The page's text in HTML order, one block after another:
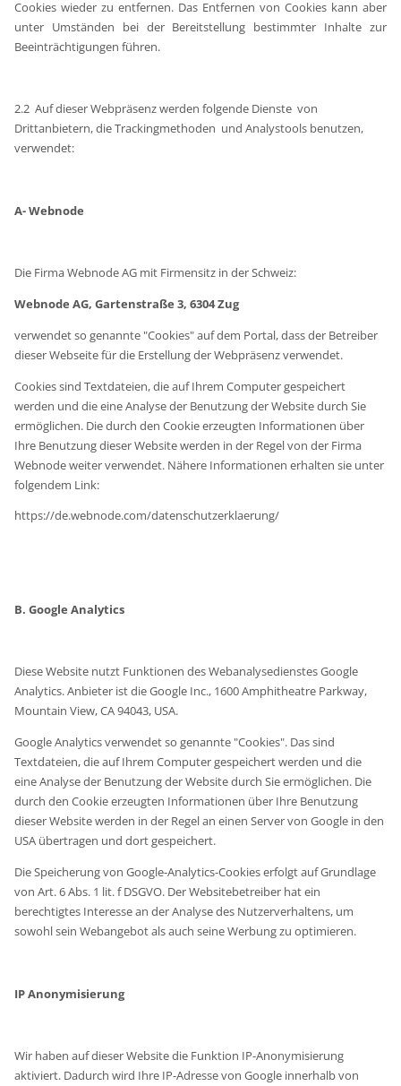
Cookies wieder zu entfernen. Das Entfernen von Cookies kann aber
unter Umständen bei der Bereitstellung bestimmter Inhalte zur
Beeinträchtigungen führen.
2.2 Auf dieser Webpräsenz werden folgende Dienste von
Drittanbietern, die Trackingmethoden und Analystools benutzen,
verwendet:
A- Webnode
Die Firma Webnode AG mit Firmensitz in der Schweiz:
Webnode AG, Gartenstraße 3, 6304 Zug
verwendet so genannte "Cookies" auf dem Portal, dass der Betreiber
dieser Webseite für die Erstellung der Webpräsenz verwendet.
Cookies sind Textdateien, die auf Ihrem Computer gespeichert
werden und die eine Analyse der Benutzung der Website durch Sie
ermöglichen. Die durch den Cookie erzeugten Informationen über
Ihre Benutzung dieser Website werden in der Regel von der Firma
Webnode weiter verwendet. Nähere Informationen erhalten sie unter
folgendem Link:
https://de.webnode.com/datenschutzerklaerung/
B. Google Analytics
Diese Website nutzt Funktionen des Webanalysedienstes Google
Analytics. Anbieter ist die Google Inc., 1600 Amphitheatre Parkway,
Mountain View, CA 94043, USA.
Google Analytics verwendet so genannte "Cookies". Das sind
Textdateien, die auf Ihrem Computer gespeichert werden und die
eine Analyse der Benutzung der Website durch Sie ermöglichen. Die
durch den Cookie erzeugten Informationen über Ihre Benutzung
dieser Website werden in der Regel an einen Server von Google in den
USA übertragen und dort gespeichert.
Die Speicherung von Google-Analytics-Cookies erfolgt auf Grundlage
von Art. 6 Abs. 1 lit. f DSGVO. Der Websitebetreiber hat ein
berechtigtes Interesse an der Analyse des Nutzerverhaltens, um
sowohl sein Webangebot als auch seine Werbung zu optimieren.
IP Anonymisierung
Wir haben auf dieser Website die Funktion IP-Anonymisierung
aktiviert. Dadurch wird Ihre IP-Adresse von Google innerhalb von